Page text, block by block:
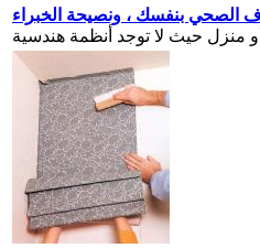
الصحي بنفسك ، ونصيحة الخبراء